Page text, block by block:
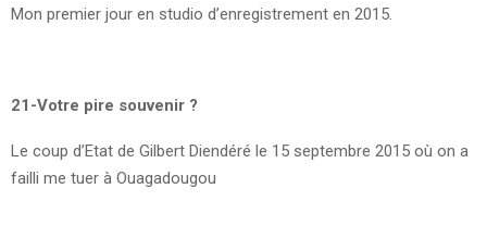
Mon premier jour en studio d’enregistrement en 2015.
21-Votre pire souvenir ?
Le coup d’Etat de Gilbert Diendéré le 15 septembre 2015 où on a
failli me tuer à Ouagadougou